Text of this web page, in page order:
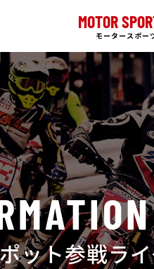
MOTOR
モータースポー
ット参戦ラ